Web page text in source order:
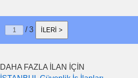
/ 3 İLERİ >
DAHA FAZLA İLAN İÇİN